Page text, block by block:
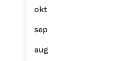
okt
sep
aug